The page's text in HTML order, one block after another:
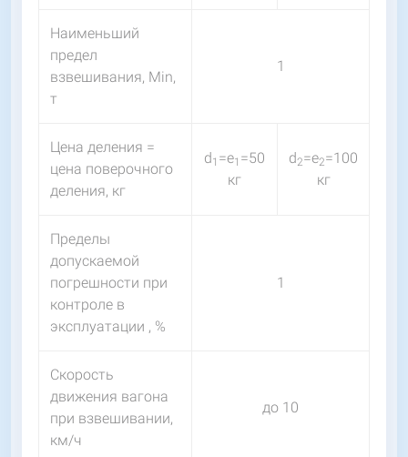
Наименьший
предел
взвешивания, Мin,
т
1
Цена деления =
цена поверочного
деления, кг
d1 =e1 =50
кг
d2=e2=100
кг
Пределы
допускаемой
погрешности при
контроле в
эксплуатации , %
1
Скорость
движения вагона
при взвешивании,
км/ч
до 10